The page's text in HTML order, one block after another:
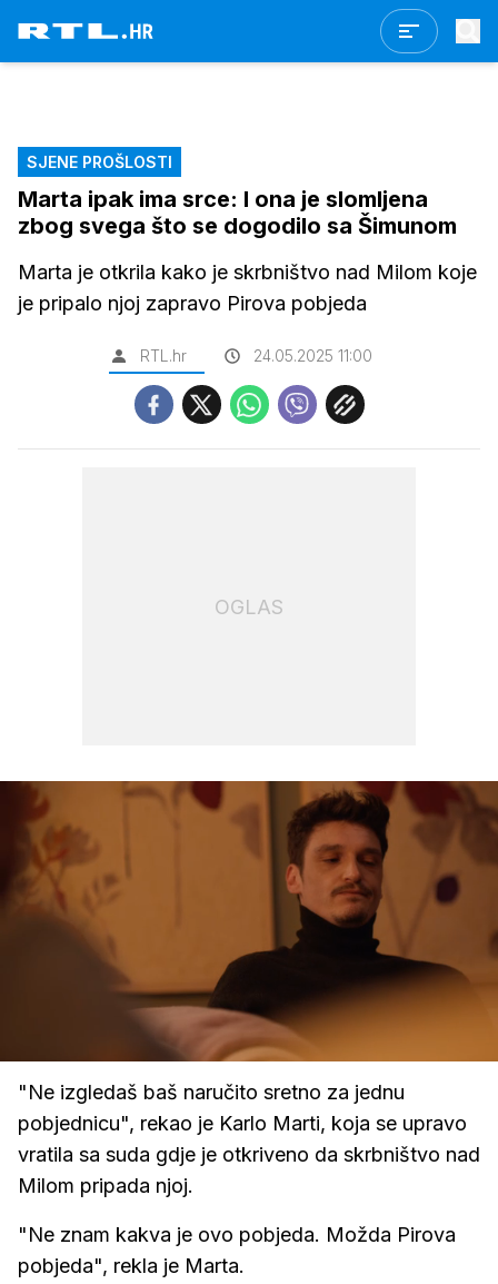
SJENE PROŠLOSTI
Marta ipak ima srce: I ona je slomljena
zbog svega što se dogodilo sa Šimunom
Marta je otkrila kako je skrbništvo nad Milom koje
je pripalo njoj zapravo Pirova pobjeda
RTL.hr 24.05.2025 11:00
OGLAS
zvuk
Loaded:
93.86%
"Ne izgledaš baš naručito sretno za jednu
pobjednicu", rekao je Karlo Marti, koja se upravo
vratila sa suda gdje je otkriveno da skrbništvo nad
Milom pripada njoj.
"Ne znam kakva je ovo pobjeda. Možda Pirova
pobjeda", rekla je Marta.